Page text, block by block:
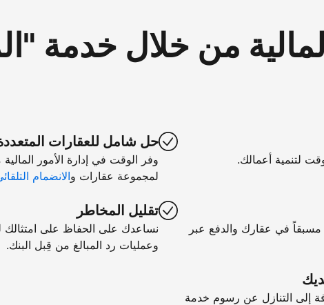
من خلال خدمة
لتنمية أعمالك.
في عقارك والدفع عبر
إلى التنازل عن رسوم خدمة
حل شامل للعقارات
وفر الوقت في إدارة الأمور
لمجموعة عقارات والانضمام
تقليل المخاطر
نساعدك على الحفاظ على امتثالك
وعمليات رد المبالغ من قِبل البنك.